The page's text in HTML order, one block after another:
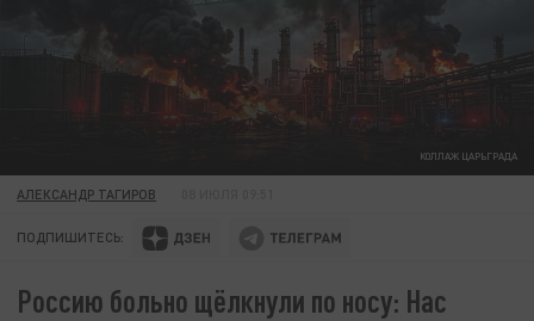
КОЛЛАЖ ЦАРЬГРАДА
АЛЕКСАНДР ТАГИРОВ
ПОДПИШИТЕСЬ:
Россию больно щёлкнули по носу: Нас